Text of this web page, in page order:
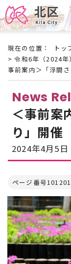
現在の位置： トッ
>令和6年（2024年
事前案内＞「浮間
News
＜事前案
り」開催
2024年4月5日
ページ番号